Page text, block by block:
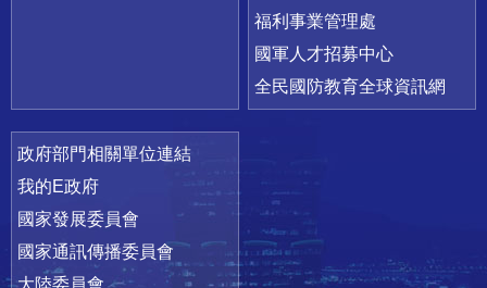
福利事業管理處
國軍人才招募中心
全民國防教育全球資訊網
政府部門相關單位連結
我的E政府
國家發展委員會
國家通訊傳播委員會
大陸委員會